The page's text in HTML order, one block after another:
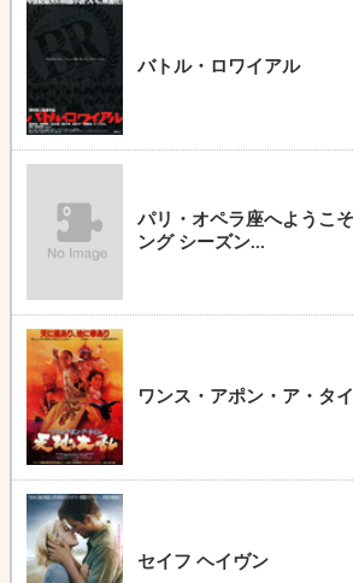
バトル・ロワイアル
パリ・オペラ座へようこ
ング シーズン...
ワンス・アポン・ア・タ
セイフ ヘイヴン